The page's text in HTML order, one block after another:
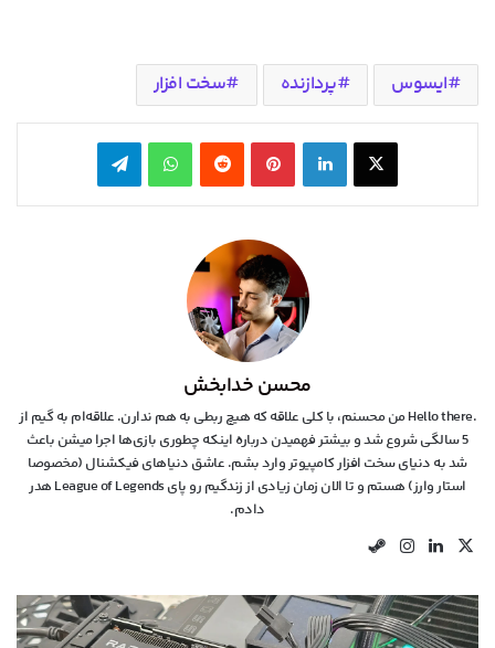
ایسوس پردازنده سخت افزار
X لینکدین ‫پین‌ترست‫رددیت واتس آپ تلگرام
محسن خدابخش
.Hello there من محسنم، با کلی علاقه که هیچ ربطی به هم ندارن. علاقه‌ام به گیم از
5 سالگی شروع شد و بیشتر فهمیدن درباره اینکه چطوری بازی‌ها اجرا میشن باعث
شد به دنیای سخت افزار کامپیوتر وارد بشم. عاشق دنیاهای فیکشنال (مخصوصا
استار وارز) هستم و تا الان زمان زیادی از زندگیم رو پای League of Legends هدر
دادم.
X لینکدیناینستاگرام